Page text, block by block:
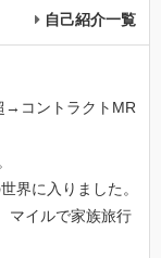
自己紹介一覧
→コントラクトMR
界に入りました。
マイルで家族旅行